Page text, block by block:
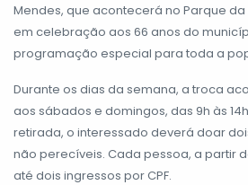
Mendes, que acontecerá no Parque da
em celebração aos 66 anos do
programação especial para toda a
Durante os dias da semana, a troca
aos sábados e domingos, das 9h às
retirada, o interessado deverá doar
não perecíveis. Cada pessoa, a partir
até dois ingressos por CPF.